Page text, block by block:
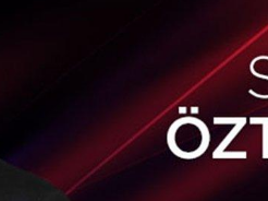
‘Kozmik Oda’da yalnız
bırakılan komutan